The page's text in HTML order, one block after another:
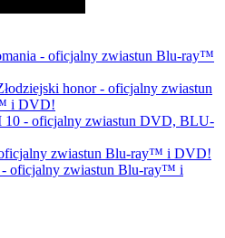
- oficjalny zwiastun Blu-ray™
honor - oficjalny zwiastun
i DVD!
- oficjalny zwiastun DVD, BLU-
zwiastun Blu-ray™ i DVD!
- oficjalny zwiastun Blu-ray™ i